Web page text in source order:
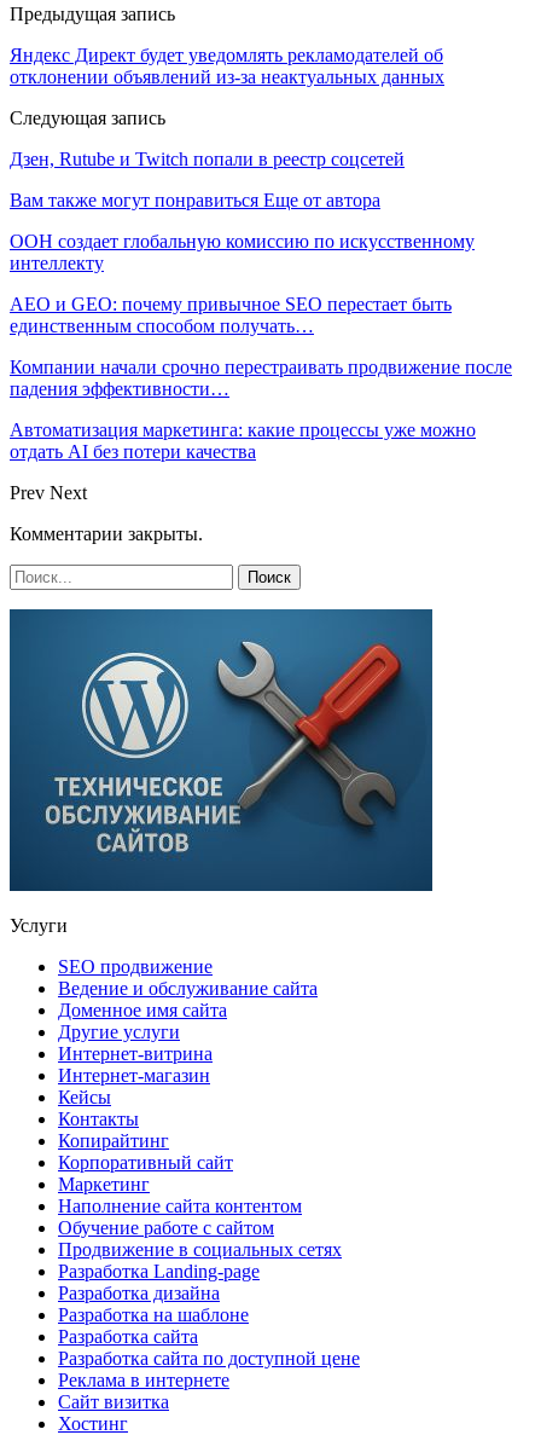
Предыдущая запись
Яндекс Директ будет уведомлять рекламодателей об
отклонении объявлений из-за неактуальных данных
Следующая запись
Дзен, Rutube и Twitch попали в реестр соцсетей
Вам также могут понравиться Еще от автора
ООН создает глобальную комиссию по искусственному
интеллекту
AEO и GEO: почему привычное SEO перестает быть
единственным способом получать…
Компании начали срочно перестраивать продвижение после
падения эффективности…
Автоматизация маркетинга: какие процессы уже можно
отдать AI без потери качества
Prev Next
Комментарии закрыты.
Услуги
SEO продвижение
Ведение и обслуживание сайта
Доменное имя сайта
Другие услуги
Интернет-витрина
Интернет-магазин
Кейсы
Контакты
Копирайтинг
Корпоративный сайт
Маркетинг
Наполнение сайта контентом
Обучение работе с сайтом
Продвижение в социальных сетях
Разработка Landing-page
Разработка дизайна
Разработка на шаблоне
Разработка сайта
Разработка сайта по доступной цене
Реклама в интернете
Сайт визитка
Хостинг